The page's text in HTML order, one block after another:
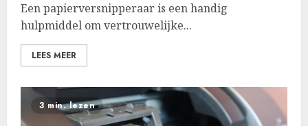
Een papierversnipperaar is een handig
hulpmiddel om vertrouwelijke...
LEES MEER
3 min. lezen